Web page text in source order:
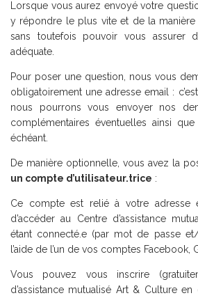
Lorsque vous aurez envoyé votre
y répondre le plus vite et de la
sans toutefois pouvoir vous assurer
adéquate.
Pour poser une question, nous vous
obligatoirement une adresse email :
nous pourrons vous envoyer nos
complémentaires éventuelles ainsi
échéant.
De manière optionnelle, vous avez la
un compte d’utilisateur.trice :
Ce compte est relié à votre adresse
d’accéder au Centre d’assistance
étant connecté.e (par mot de passe
l’aide de l’un de vos comptes Facebook,
Vous pouvez vous inscrire
d’assistance mutualisé Art & Culture